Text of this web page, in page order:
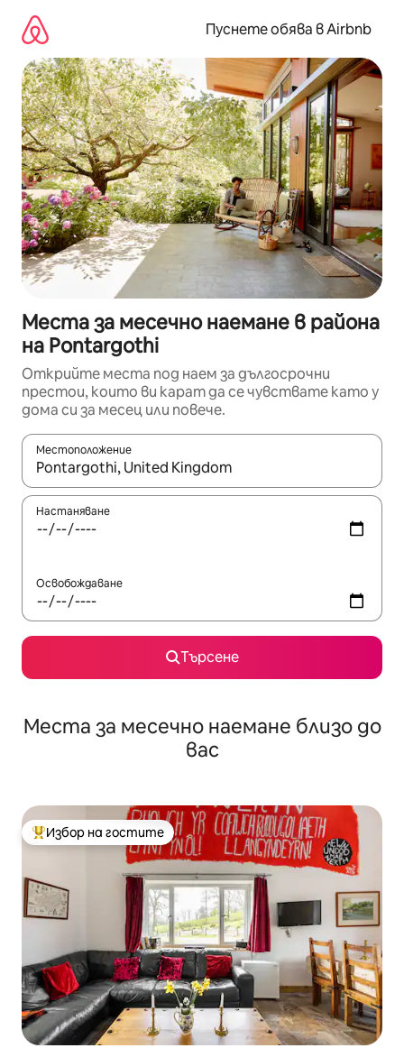
съдържанието
Пуснете обява в Airbnb
Места за месечно наемане в района
на Pontargothi
Открийте места под наем за дългосрочни
престои, които ви карат да се чувствате като у
дома си за месец или повече.
Местоположение
Когато резултатите се покажат, използвайте
Настаняване
Освобождаване
Търсене
Места за месечно наемане близо до
вас
Най-популярен избор на гостите
Избор на гостите